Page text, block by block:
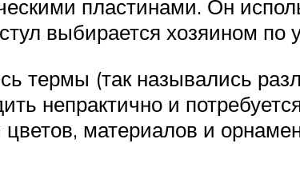
пластинами. Он
выбирается хозяином по
термы (так назывались
непрактично и
материалов и